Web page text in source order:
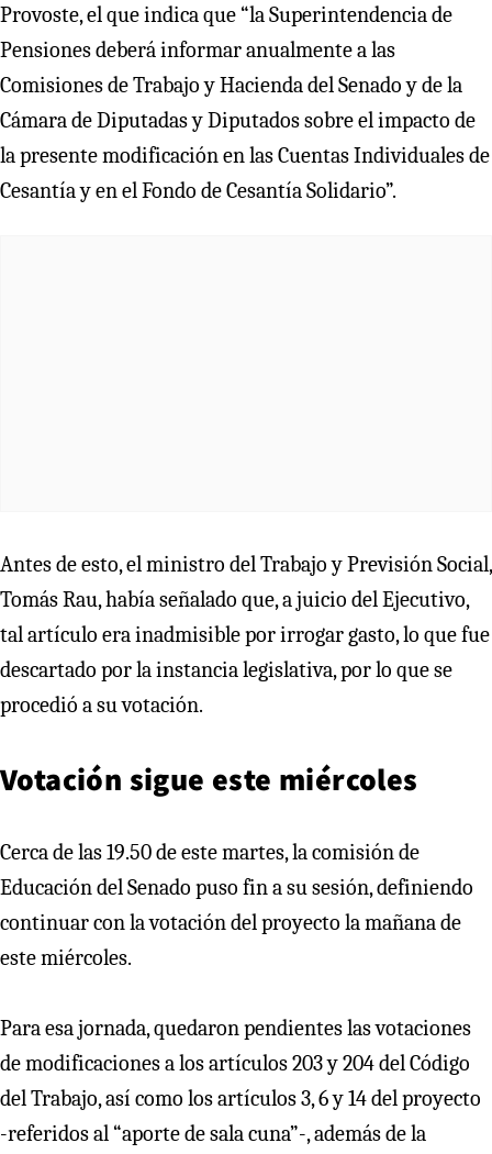
Provoste, el que indica que “la Superintendencia de
Pensiones deberá informar anualmente a las
Comisiones de Trabajo y Hacienda del Senado y de la
Cámara de Diputadas y Diputados sobre el impacto de
la presente modificación en las Cuentas Individuales de
Cesantía y en el Fondo de Cesantía Solidario”.
Antes de esto, el ministro del Trabajo y Previsión Social,
Tomás Rau, había señalado que, a juicio del Ejecutivo,
tal artículo era inadmisible por irrogar gasto, lo que fue
descartado por la instancia legislativa, por lo que se
procedió a su votación.
Votación sigue este miércoles
Cerca de las 19.50 de este martes, la comisión de
Educación del Senado puso fin a su sesión, definiendo
continuar con la votación del proyecto la mañana de
este miércoles.
Para esa jornada, quedaron pendientes las votaciones
de modificaciones a los artículos 203 y 204 del Código
del Trabajo, así como los artículos 3, 6 y 14 del proyecto
-referidos al “aporte de sala cuna”-, además de la